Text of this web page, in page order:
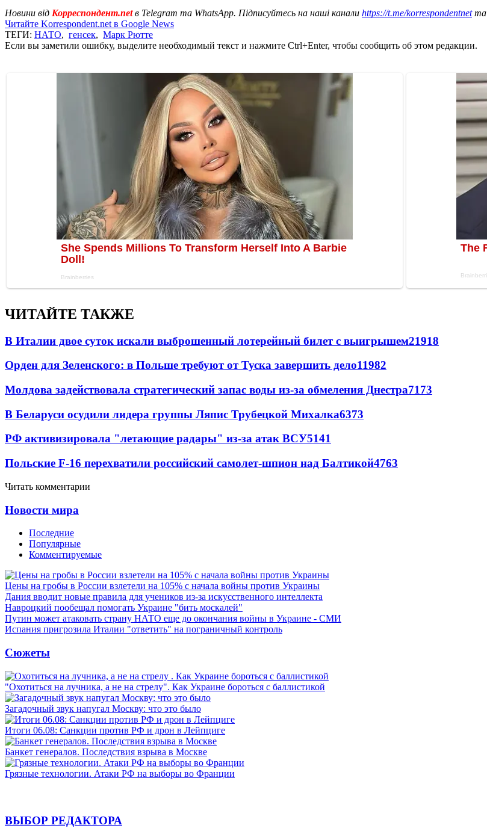
Новини від Корреспондент.netв Telegram та WhatsApp. Підписуйтесь на наші канали https://t.me/korrespondentnetта
Читайте Korrespondent.net в Google News
ТЕГИ: НАТО, генсек, Марк Рютте
Если вы заметили ошибку, выделите необходимый текст и нажмите Ctrl+Enter, чтобы сообщить об этом редакции.
ЧИТАЙТЕ ТАКЖЕ
В Италии двое суток искали выброшенный лотерейный билет с выигрышем21918
Орден для Зеленского: в Польше требуют от Туска завершить дело11982
Молдова задействовала стратегический запас воды из-за обмеления Днестра7173
В Беларуси осудили лидера группы Ляпис Трубецкой Михалка6373
РФ активизировала "летающие радары" из-за атак ВСУ5141
Польские F-16 перехватили российский самолет-шпион над Балтикой4763
Читать комментарии
Новости мира
Последние
Популярные
Комментируемые
Цены на гробы в России взлетели на 105% с начала войны против Украины
Дания вводит новые правила для учеников из-за искусственного интеллекта
Навроцкий пообещал помогать Украине "бить москалей"
Путин может атаковать страну НАТО еще до окончания войны в Украине - СМИ
Испания пригрозила Италии "ответить" на пограничный контроль
Сюжеты
"Охотиться на лучника, а не на стрелу". Как Украине бороться с баллистикой
Загадочный звук напугал Москву: что это было
Итоги 06.08: Санкции против РФ и дрон в Лейпциге
Банкет генералов. Последствия взрыва в Москве
Грязные технологии. Атаки РФ на выборы во Франции
ВЫБОР РЕДАКТОРА